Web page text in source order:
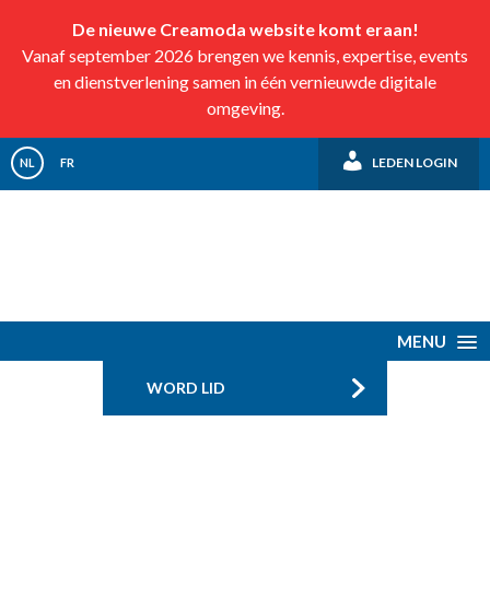
De nieuwe Creamoda website komt eraan!
Vanaf september 2026 brengen we kennis, expertise, events
en dienstverlening samen in één vernieuwde digitale
omgeving.
NL FR LEDEN LOGIN
MENU
WORD LID